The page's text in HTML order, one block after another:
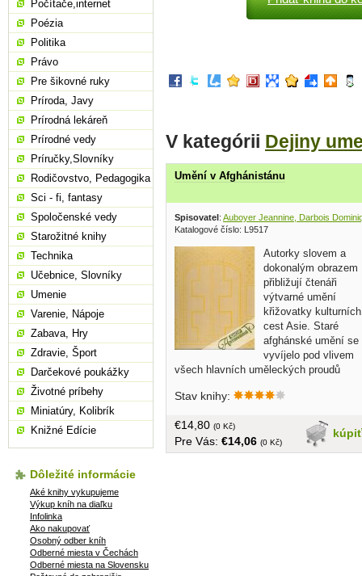
V kategórii Dejiny
Umění v Afghánistánu
Spisovatel: Auboyer Jeannine, Darbois
Katalogové číslo: L9517
Autorky slovem a
dokonalým obrazem
přibližují čtenáři
výtvarné umění
křižovatky kulturních
cest Asie. Staré
afghánské umění se
vyvíjelo pod vlivem
všech hlavních uměleckých proudů
čínského a helénského , výsledkem byl
všeho kulturního světa... v češtine, bez
obalu, tvrdá väzba, veľký formát, 175
strán, na prednej strane venovanie
Stav knihy:
kúpiť
€14,80 (0 Kč)
Pre Vás: €14,06 (0 Kč)
Počítače,internet
Poézia
Politika
Právo
Pre šikovné ruky
Príroda, Javy
Prírodná lekáreň
Prírodné vedy
Príručky,Slovníky
Rodičovstvo, Pedagogika
Sci - fi, fantasy
Spoločenské vedy
Starožitné knihy
Technika
Učebnice, Slovníky
Umenie
Varenie, Nápoje
Zabava, Hry
Zdravie, Šport
Darčekové poukážky
Životné príbehy
Miniatúry, Kolibrík
Knižné Edície
Dôležité informácie
Aké knihy vykupujeme
Výkup kníh na diaľku
Infolinka
Ako nakupovať
Osobný odber kníh
Odberné miesta v Čechách
Odberné miesta na Slovensku